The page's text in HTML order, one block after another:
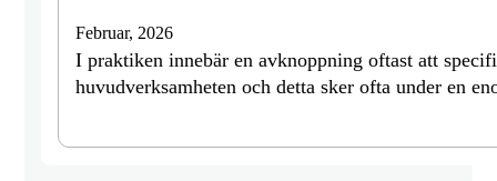
Februar, 2026
I praktiken innebär en avknoppning oftast att
huvudverksamheten och detta sker ofta under en